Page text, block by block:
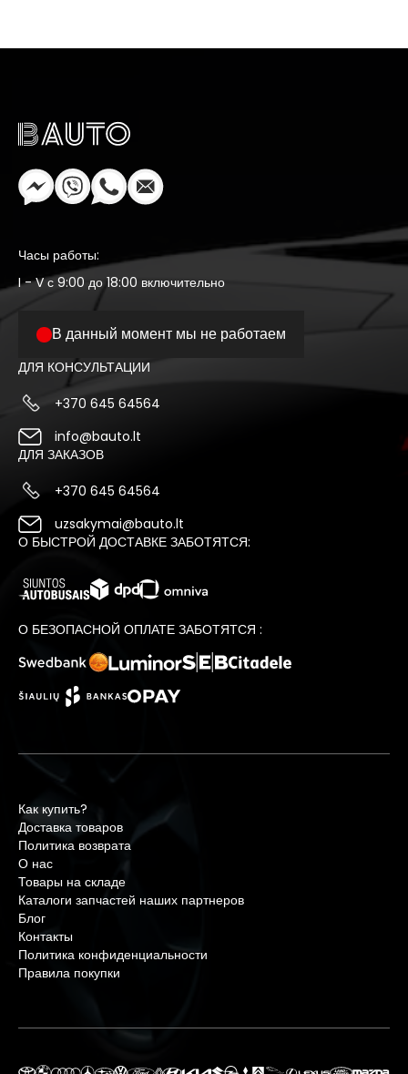
Часы работы:
I - V с 9:00 до 18:00 включительно
В данный момент мы не работаем
ДЛЯ КОНСУЛЬТАЦИИ
+370 645 64564
info@bauto.lt
ДЛЯ ЗАКАЗОВ
+370 645 64564
uzsakymai@bauto.lt
О БЫСТРОЙ ДОСТАВКЕ ЗАБОТЯТСЯ:
О БЕЗОПАСНОЙ ОПЛАТЕ ЗАБОТЯТСЯ :
Как купить?
Доставка товаров
Политика возврата
О нас
Товары на складе
Каталоги запчастей наших партнеров
Блог
Контакты
Политика конфиденциальности
Правила покупки